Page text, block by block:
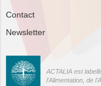
Contact
Newsletter
ACTALIA est
l'Alimentation, de